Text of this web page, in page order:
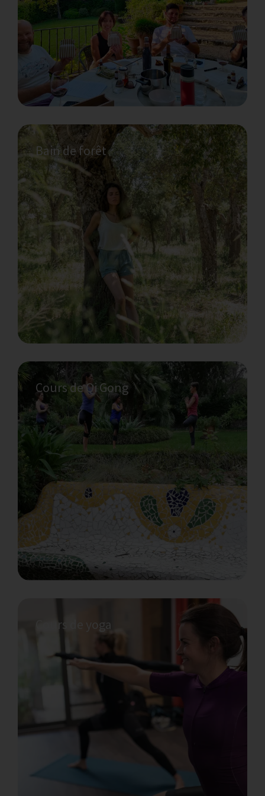
Bain de forêt
Cours de Qi Gong
Envie d'essayer le Qigong ?
Respirez et trouvez votre équilibre avec un
cours de Qi Gong de Kirsti. Le Qi Gong est
une méthode accessible et créative pour
décompresser après toutes sortes d’efforts
intenses.
Cours de yoga
Souhaitez-vous faire un cours de yoga ?
Inscrivez-vous à une variété de cours de
yoga dans notre charmant studio dans la
forêt.
Cours zéro déchet
Esther Peñarrubia propose une variété de
cours Zéro Déchet, pour la maison, le
bureau et la cuisine, afin de vous aider à
découvrir des moyens d’éviter la
consommation de déchets dans votre vie
quotidienne.